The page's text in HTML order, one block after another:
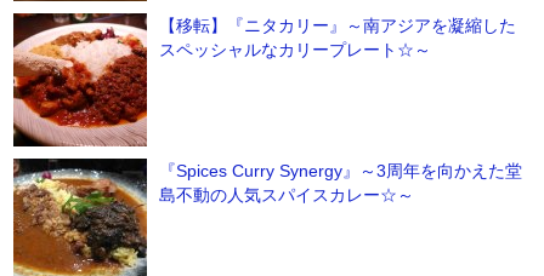
【移転】『ニタカリー』～南アジアを凝縮した
スペッシャルなカリープレート☆～
『Spices Curry Synergy』～3周年を向かえた堂
島不動の人気スパイスカレー☆～